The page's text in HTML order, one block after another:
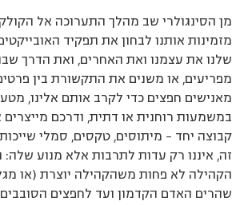
מן הסינגולרי שב מהלך התערוכה אל
מזמינות אותנו לבחון את תפקיד
שלנו את עצמנו ואת האחרים, ואת הדרך
מפריעים, או משנים את התקשורת בין
מאנישים חפצים כדי לקרב אותם אלינו,
במשמעות רוחנית או דתית, ודרכם
קבוצה יחד – מיתוסים, טקסים, סמלי
זה, איננו רק עדות לתרבות אלא מנוע שלה:
הקהילה לא פחות משהקהילה יוצרת (או
שהרים האדם הקדמון ועד לחפצים הסובבים